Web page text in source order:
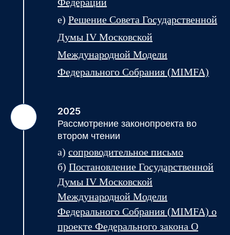
е) Решение Совета Государственной
Думы IV Московской
Международной Модели
Федерального Собрания (MIMFA)
2025
Рассмотрение законопроекта во
втором чтении
а) сопроводительное письмо
б) Постановление Государственной
Думы IV Московской
Международной Модели
Федерального Собрания (MIMFA) о
проекте Федерального закона О